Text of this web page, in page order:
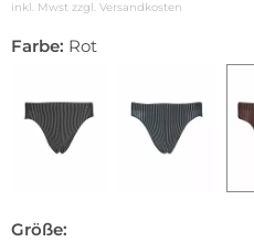
inkl. Mwst zzgl. Versandkosten
Farbe: Rot
Größe: